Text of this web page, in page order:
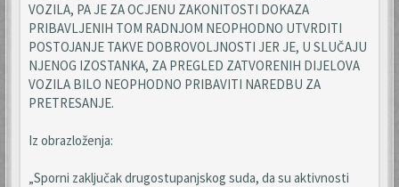
VOZILA, PA JE ZA OCJENU ZAKONITOSTI DOKAZA
PRIBAVLJENIH TOM RADNJOM NEOPHODNO UTVRDITI
POSTOJANJE TAKVE DOBROVOLJNOSTI JER JE, U SLUČAJU
NJENOG IZOSTANKA, ZA PREGLED ZATVORENIH DIJELOVA
VOZILA BILO NEOPHODNO PRIBAVITI NAREDBU ZA
PRETRESANJE.
Iz obrazloženja:
„Sporni zaključak drugostupanjskog suda, da su aktivnosti